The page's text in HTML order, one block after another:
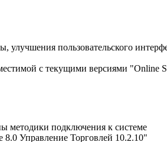
пользовательского
с текущими версиями "Online
методики подключения к системе
Управление Торговлей 10.2.10"